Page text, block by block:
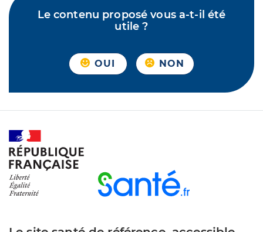
Le contenu proposé vous a-t-il été
utile ?
OUI NON